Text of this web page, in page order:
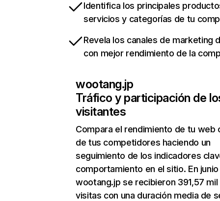
Identifica los principales
servicios y categorías de tu
Revela los canales de marketing
con mejor rendimiento de la
wootang.jp
Tráfico y participación de
visitantes
Compara el rendimiento de tu web
de tus competidores haciendo un
seguimiento de los indicadores
comportamiento en el sitio. En junio
wootang.jp se recibieron 391,57 mil
visitas con una duración media de